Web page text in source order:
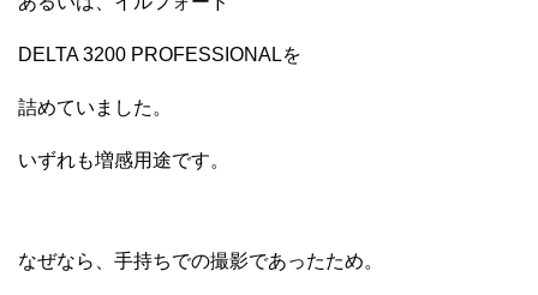
DELTA 3200 PROFESSIONALを
詰めていました。
いずれも増感用途です。
なぜなら、手持ちでの撮影であったため。